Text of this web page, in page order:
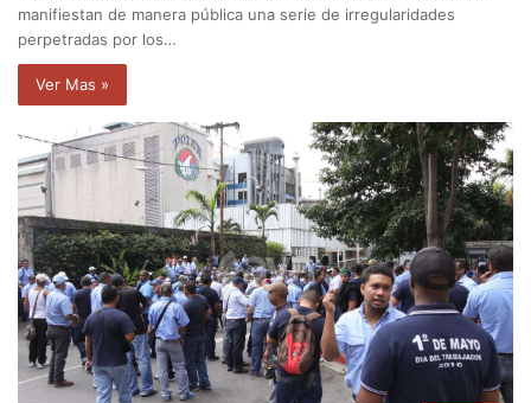
manifiestan de manera pública una serie de irregularidades
perpetradas por los…
Ver Mas »